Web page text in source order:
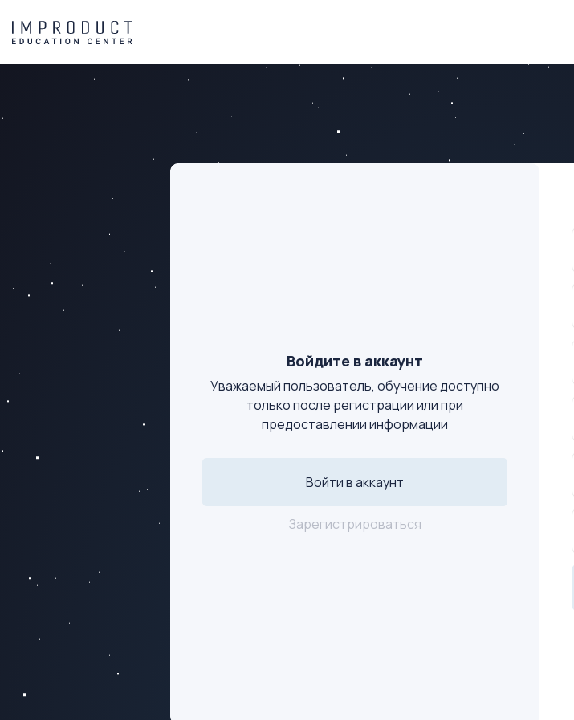
Войдите в аккаунт
Уважаемый пользователь, обучение доступно
только после регистрации или при
предоставлении информации
Войти в аккаунт
Зарегистрироваться